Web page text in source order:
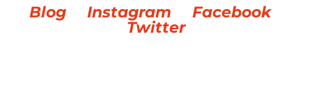
Blog
Instagram
Facebook
Twitter